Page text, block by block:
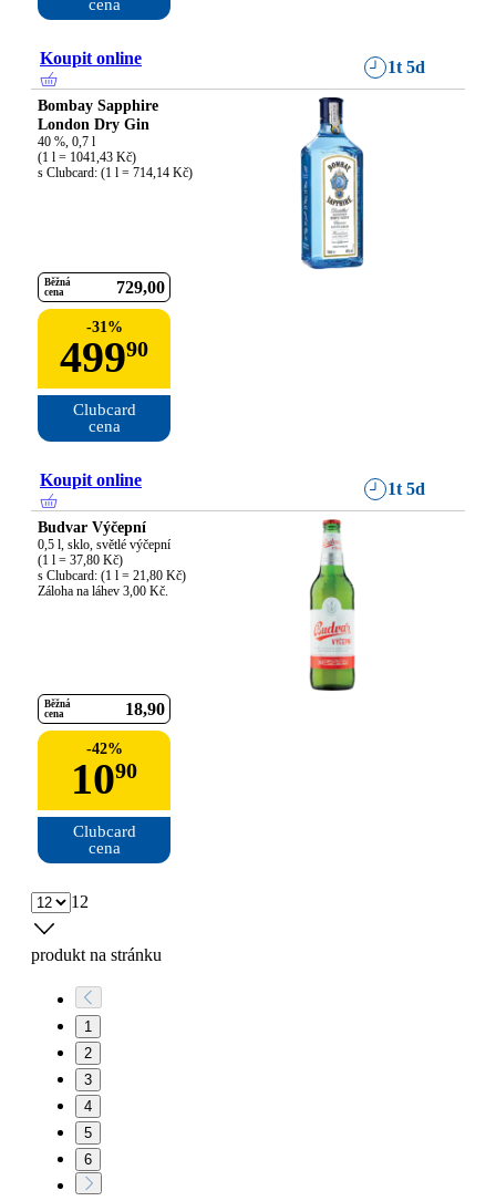
cena
Koupit online 1t 5d
Bombay Sapphire
London Dry Gin
40 %, 0,7 l
(1 l = 1041,43 Kč)
s Clubcard: (1 l = 714,14 Kč)
Běžná
cena
729 00
-31%
49990
Clubcard
cena
Koupit online 1t 5d
Budvar Výčepní
0,5 l, sklo, světlé výčepní
(1 l = 37,80 Kč)
s Clubcard: (1 l = 21,80 Kč)
Záloha na láhev 3,00 Kč.
Běžná
cena
18 90
-42%
1090
Clubcard
cena
12
produkt na stránku
1
2
3
4
5
6